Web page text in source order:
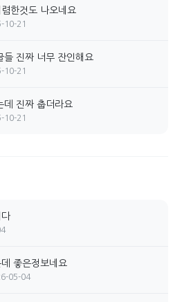
한것도 나오네요
10-21
들 진짜 너무 잔인해요
10-21
데 진짜 춥더라요
10-21
좋은정보네요
05-04